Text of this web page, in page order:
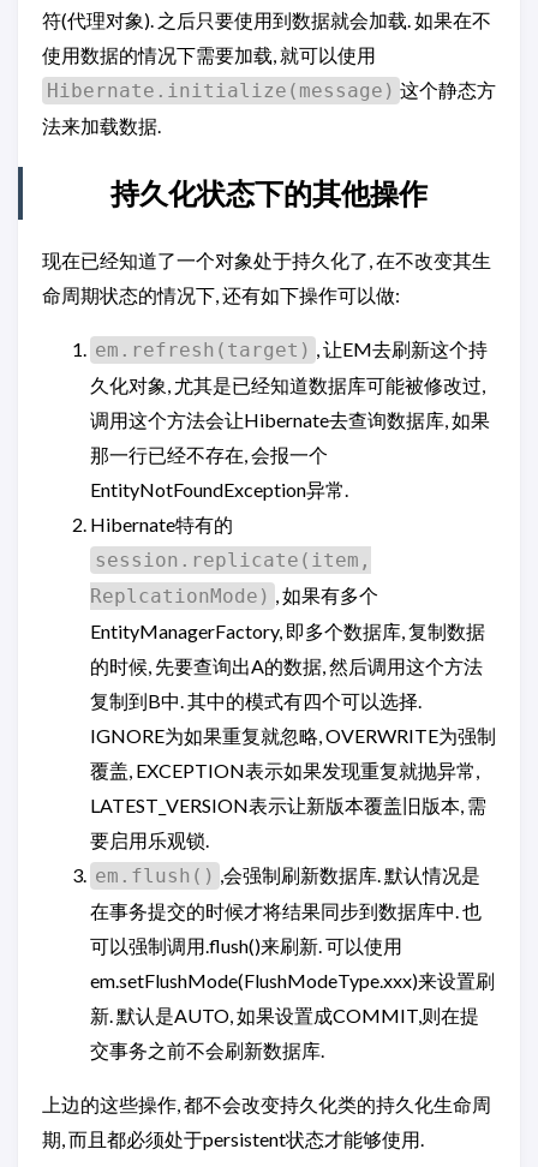
符(代理对象). 之后只要使用到数据就会加载. 如果在不
使用数据的情况下需要加载, 就可以使用
Hibernate.initialize(message) 这个静态方
法来加载数据.
持久化状态下的其他操作
现在已经知道了一个对象处于持久化了, 在不改变其生
命周期状态的情况下, 还有如下操作可以做:
em.refresh(target) , 让EM去刷新这个持
久化对象, 尤其是已经知道数据库可能被修改过,
调用这个方法会让Hibernate去查询数据库, 如果
那一行已经不存在, 会报一个
EntityNotFoundException异常.
Hibernate特有的
session.replicate(item,
ReplcationMode) , 如果有多个
EntityManagerFactory, 即多个数据库, 复制数据
的时候, 先要查询出A的数据, 然后调用这个方法
复制到B中. 其中的模式有四个可以选择.
IGNORE为如果重复就忽略, OVERWRITE为强制
覆盖, EXCEPTION表示如果发现重复就抛异常,
LATEST_VERSION表示让新版本覆盖旧版本, 需
要启用乐观锁.
em.flush() ,会强制刷新数据库. 默认情况是
在事务提交的时候才将结果同步到数据库中. 也
可以强制调用.flush()来刷新. 可以使用
em.setFlushMode(FlushModeType.xxx)来设置刷
新. 默认是AUTO, 如果设置成COMMIT,则在提
交事务之前不会刷新数据库.
上边的这些操作, 都不会改变持久化类的持久化生命周
期, 而且都必须处于persistent状态才能够使用.